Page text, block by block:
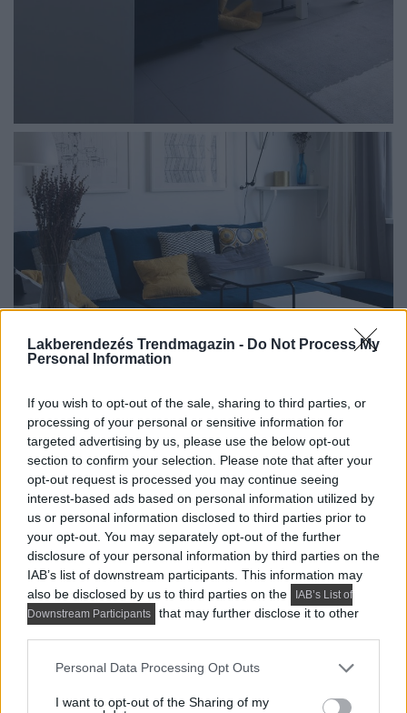
Lakberendezés Trendmagazin - Do Not Process My
Personal Information
If you wish to opt-out of the sale, sharing to third parties, or
processing of your personal or sensitive information for
targeted advertising by us, please use the below opt-out
section to confirm your selection. Please note that after your
opt-out request is processed you may continue seeing
interest-based ads based on personal information utilized by
us or personal information disclosed to third parties prior to
your opt-out. You may separately opt-out of the further
disclosure of your personal information by third parties on the
IAB’s list of downstream participants. This information may
also be disclosed by us to third parties on the
IAB’s List of
Downstream Participants
that may further disclose it to other
Please note that this website/app uses one or more Google
not limited to your visit or usage behaviour. You may click to
Personal Data Processing Opt Outs
I want to opt-out of the Sharing of my